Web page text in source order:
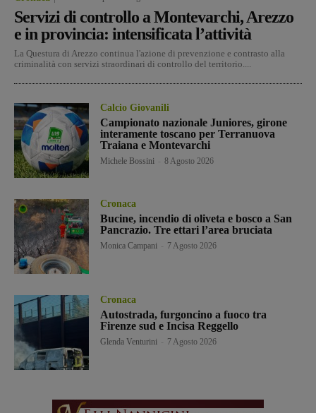
Servizi di controllo a Montevarchi, Arezzo
e in provincia: intensificata l’attività
La Questura di Arezzo continua l'azione di prevenzione e contrasto alla
criminalità con servizi straordinari di controllo del territorio....
Calcio Giovanili
Campionato nazionale Juniores, girone
interamente toscano per Terranuova
Traiana e Montevarchi
Michele Bossini 8 Agosto 2026
Cronaca
Bucine, incendio di oliveta e bosco a San
Pancrazio. Tre ettari l’area bruciata
Monica Campani 7 Agosto 2026
Cronaca
Autostrada, furgoncino a fuoco tra
Firenze sud e Incisa Reggello
Glenda Venturini 7 Agosto 2026